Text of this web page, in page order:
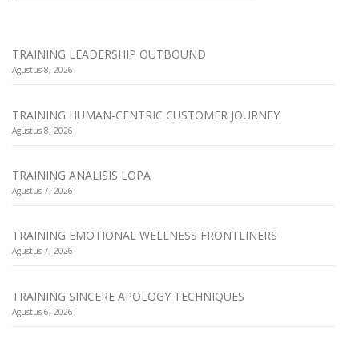
TRAINING LEADERSHIP OUTBOUND
Agustus 8, 2026
TRAINING HUMAN-CENTRIC CUSTOMER JOURNEY
Agustus 8, 2026
TRAINING ANALISIS LOPA
Agustus 7, 2026
TRAINING EMOTIONAL WELLNESS FRONTLINERS
Agustus 7, 2026
TRAINING SINCERE APOLOGY TECHNIQUES
Agustus 6, 2026